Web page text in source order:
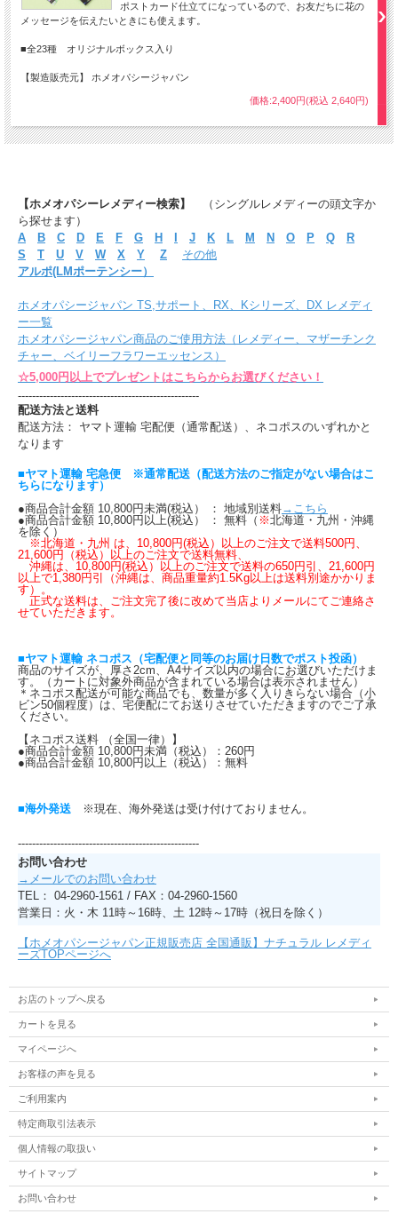
ポストカード仕立てになっているので、お友だちに花の
メッセージを伝えたいときにも使えます。
■全23種 オリジナルボックス入り
【製造販売元】 ホメオパシージャパン
価格:2,400円(税込 2,640円)
【ホメオパシーレメディー検索】
（シングルレメディーの頭文字か
ら探せます）
A
B C D E F G H J K L M N O P Q
R
S
T U V W X Y Z
その他
アルポ(LMポーテンシー）
ホメオパシージャパン TS,サポート、RX、Kシリーズ、DX レメディ
ー一覧
ホメオパシージャパン商品のご使用方法（レメディー、マザーチンク
チャー、ベイリーフラワーエッセンス）
☆5,000円以上でプレゼントはこちらからお選びください！
---------------------------------------------------
配送方法と送料
配送方法： ヤマト運輸 宅配便（通常配送）、ネコポスのいずれかと
なります
■ヤマト運輸 宅急便 ※通常配送（配送方法のご指定がない場合はこ
ちらになります）
●商品合計金額 10,800円未満(税込） ： 地域別送料→こちら
●商品合計金額 10,800円以上(税込） ： 無料（ ※北海道・九州・沖縄
を除く）
※北海道・九州 は、10,800円(税込）以上のご注文で送料500円、
21,600円（税込）以上のご注文で送料無料、
沖縄は、10,800円(税込）以上のご注文で送料の650円引、21,600円
以上で1,380円引（沖縄は、商品重量約1.5Kg以上は送料別途かかりま
す）。
正式な送料は、ご注文完了後に改めて当店よりメールにてご連絡さ
せていただきます。
■ヤマト運輸 ネコポス（宅配便と同等のお届け日数でポスト投函）
商品のサイズが、厚さ2cm、A4サイズ以内の場合にお選びいただけま
す。（カートに対象外商品が含まれている場合は表示されません）
＊ネコポス配送が可能な商品でも、数量が多く入りきらない場合（小
ビン50個程度）は、宅便配にてお送りさせていただきますのでご了承
ください。
【ネコポス送料 （全国一律）】
●商品合計金額 10,800円未満（税込）：260円
●商品合計金額 10,800円以上（税込）：無料
■海外発送 ※現在、海外発送は受け付けておりません。
---------------------------------------------------
お問い合わせ
→メールでのお問い合わせ
TEL： 04-2960-1561 / FAX：04-2960-1560
営業日：火・木 11時～16時、土 12時～17時（祝日を除く）
【ホメオパシージャパン正規販売店 全国通販】ナチュラル レメディ
ーズTOPページへ
お店のトップへ戻る
カートを見る
マイページへ
お客様の声を見る
ご利用案内
特定商取引法表示
個人情報の取扱い
サイトマップ
お問い合わせ